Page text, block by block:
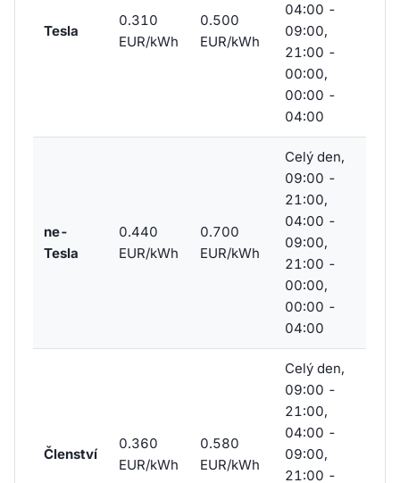
Tesla
0.310
EUR/kWh
0.500
EUR/kWh
04:00 -
09:00,
21:00 -
00:00,
00:00 -
04:00
ne-
Tesla
0.440
EUR/kWh
0.700
EUR/kWh
Celý den,
09:00 -
21:00,
04:00 -
09:00,
21:00 -
00:00,
00:00 -
04:00
Členství
0.360
EUR/kWh
0.580
EUR/kWh
Celý den,
09:00 -
21:00,
04:00 -
09:00,
21:00 -